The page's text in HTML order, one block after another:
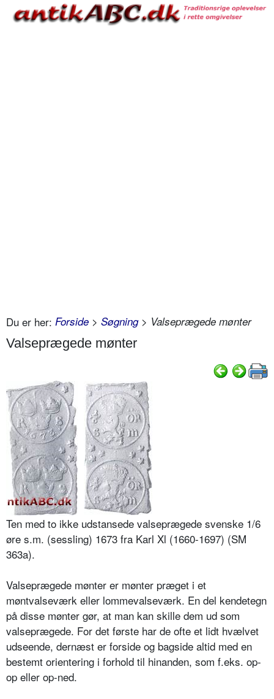
Du er her: Forside > Søgning> Valseprægede mønter
Valseprægede mønter
Ten med to ikke udstansede valseprægede svenske 1/6
øre s.m. (sessling) 1673 fra Karl Xl (1660-1697) (SM
363a).
Valseprægede mønter er mønter præget i et
møntvalseværk eller lommevalseværk. En del kendetegn
på disse mønter gør, at man kan skille dem ud som
valseprægede. For det første har de ofte et lidt hvælvet
udseende, dernæst er forside og bagside altid med en
bestemt orientering i forhold til hinanden, som f.eks. op-
op eller op-ned.